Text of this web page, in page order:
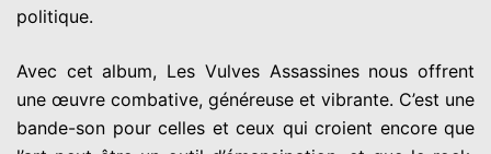
politique.
Avec cet album, Les Vulves Assassines nous offrent
une œuvre combative, généreuse et vibrante. C’est une
bande-son pour celles et ceux qui croient encore que